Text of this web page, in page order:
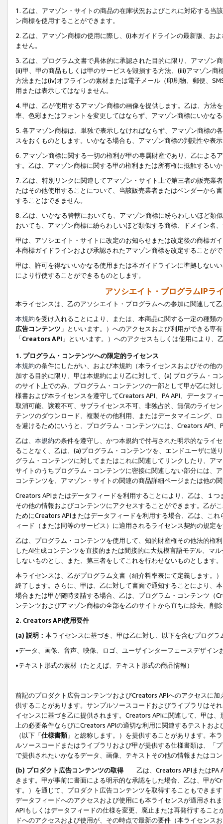
1. 乙は、アマゾン・サイトの商品の在庫状況およびこれに対応する
ン商標を使用することができます。
2. 乙は、アマゾン商標の使用に際し、(i)本ガイドラインの最新版、お
ません。
3. 乙は、プログラム文書で具体的に承認された目的に限り、アマゾン
(ii)甲、甲の商品もしくは甲のサービスを毀損する方法、(iii)アマゾン
方法または(iv)オフラインの素材または電子メール（印刷物、郵便、
用または表示してはなりません。
4. 甲は、乙が使用するアマゾン商標の画像を提供します。乙は、方
率、色彩またはフォントを変更してはならず、アマゾン商標にいかな
5. 各アマゾン商標は、単独で表示しなければならず、アマゾン商標
スをおくものとします。いかなる場合も、アマゾン商標の判読性や表
6. アマゾン商標に関する一切の権利が甲の専属財産であり、乙による
す。乙は、アマゾン商標に関する甲の権利または所有権に抵触するい
7. 乙は、特別リンクに関連してアマゾン・サイト上で第三者の販売
たはその他使用することについて、当該販売業者またはベンダーから
することはできません。
8. 乙は、いかなる管轄においても、アマゾン商標に紛らわしいほど類
おいても、アマゾン商標に紛らわしいほど類似する商標、ドメイン名
甲は、アソシエイト・サイトに改定のお知らせまたは改定後の商標ガ
本商標ガイドラインおよび承認されたアマゾン商標を改定することが
甲は、許可を得ないいかなる使用または本ガイドラインに準拠しない
により行使することができるものとします。
アソシエイト・プログラムIPラ
本ライセンスは、乙のアソシエイト・プログラムへの参加に関連して
本規約を受け入れることにより、または、本商品に関する一定の種類
広告コンテンツ 」といいます。）へのアクセスおよび利用ができる専
「Creators API 」といいます。）へのアクセスもしくは使用により
1. プログラム・コンテンツへの限定的ライセンス
本規約の条件にしたがい、および本規約（本ライセンスおよびその他
加する目的に限り、甲は本規約により乙に対して、(a) プログラム・
のサイト上でのみ、プログラム・コンテンツの一部として甲が乙に対
様書および本ライセンスを遵守してCreators API、PA API、データフ
取消可能、譲渡不可、サブライセンス不可、非独占的、無償のライセ
テンツのダウンロード、複製その他利用、またはデータマイニング、
を避けるためにいうと、プログラム・コンテンツには、Creators API
乙は、 本規約の条件を遵守し、かつ本規約で付与された明示的なライ
ることなく、乙は、(a)プログラム・コンテンツを、エンドユーザに
グラム・コンテンツに対してまたはこれに関連してリンクしたり、ア
サイトのうちプログラム・コンテンツに密接に関連しない部分には、
コンテンツを、アマゾン・サイトの関連の商品詳細ページまたは他の
Creators APIまたはデータフィードを利用することにより、乙は、１
その他の情報およびコンテンツにアクセスすることができます。乙が
ためにCreators APIまたはデータフィードを利用する場合、乙は、こ
ィード（または同等のサービス）に適用されるライセンス契約の規定
乙は、プログラム・コンテンツを使用して、知的財産権その他法的権
したAI生成コンテンツを直接的または間接的に大規模言語モデル、マ
しないものとし、また、第三者をしてこれを行わせないものとします。
本ライセンスは、乙がプログラム文書（紹介料率表にて定義します。
終了します。さらに、甲は、乙に対して書面で通知することにより、
場合または甲が随時要請する場合、乙は、プログラム・コンテンツ（
ンテンツおよびアマゾン商標の全部を乙のサイトから直ちに除去、削
2. Creators API使用要件
(a) 説明： 本ライセンスに基づき、甲は乙に対し、以下を含むプログ
•データ、画像、音声、映像、ロゴ、ユーザインターフェースデザイ
•テキスト形式の素材（たとえば、テキスト形式の商品情報）
前記のプロダクト広告コンテンツおよびCreators APIへのアクセスに
供することがあります。サンプルソースコードおよびライブラリはそ
イセンスに基づき乙に提供されます。Creators APIに関連して、甲は
上の必要条件ならびにCreators APIの適切な利用に関連するテストお
（以下「仕様書類」と総称します。）を提供することがあります。本
ルソースコードまたはライブラリおよび甲が提供する仕様書類は、「
で提供されたいかなるデータ、画像、テキストその他の情報またはコ
(b) プロダクト広告コンテンツの取得
乙は、Creators APIまたはPA
きます。甲が事前に書面による明示的な承認をした場合、乙は、甲が
す。）を通じて、プロダクト広告コンテンツを取得することもできま
データフィードへのアクセスおよび使用にも本ライセンスが適用され
APIもしくはデータフィードの仕様を変更、廃止または再発行するこ
ドへのアクセスおよび使用が、その時点で最新の要件（本ライセン